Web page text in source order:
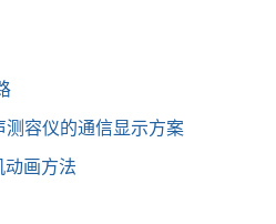
容仪的通信显示方案
动画方法